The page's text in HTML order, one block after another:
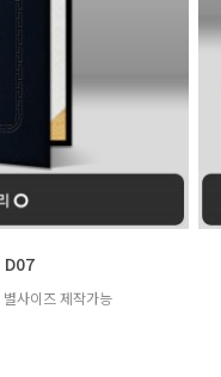
D07
사이즈 제작가능